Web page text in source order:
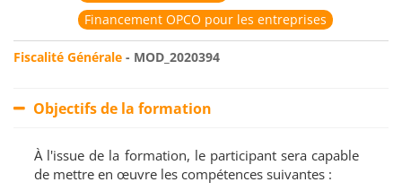
Financement OPCO pour les entreprises
Fiscalité Générale - MOD_2020394
Objectifs de la formation
À l'issue de la formation, le participant sera capable
de mettre en œuvre les compétences suivantes :